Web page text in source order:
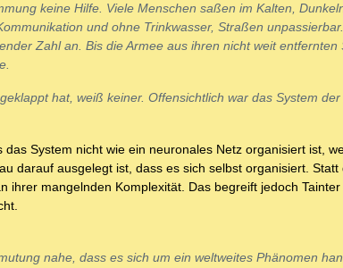
keine Hilfe. Viele Menschen saßen im Kalten,
und ohne Trinkwasser, Straßen
Zahl an. Bis die Armee aus ihren nicht weit
hat, weiß keiner. Offensichtlich war das System
System nicht wie ein neuronales Netz organisiert ist,
darauf ausgelegt ist, dass es sich selbst organisiert.
ihrer mangelnden Komplexität. Das begreift jedoch
nahe, dass es sich um ein weltweites Phänomen